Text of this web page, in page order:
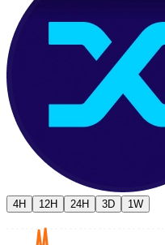
4H 12H 24H 3D 1W